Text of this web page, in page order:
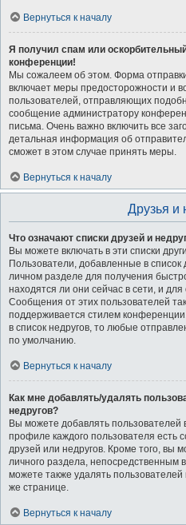
Вернуться к началу
Я получил спам или оскорбительный
конференции!
Мы сожалеем об этом. Форма
включает меры предосторожности и
пользователей, отправляющих
сообщение администратору
письма. Очень важно включить все
детальная информация об
сможет в этом случае принять меры.
Вернуться к началу
Друзья и
Что означают списки друзей и
Вы можете включать в эти списки
Пользователи, добавленные в
личном разделе для получения
находятся ли они сейчас в сети, и
Сообщения от этих пользователей
поддерживается стилем
в список недругов, то любые
по умолчанию.
Вернуться к началу
Как мне добавлять/удалять
недругов?
Вы можете добавлять пользователей
профиле каждого пользователя есть
друзей или недругов. Кроме того, вы
личного раздела, непосредственным
можете также удалять
же странице.
Вернуться к началу